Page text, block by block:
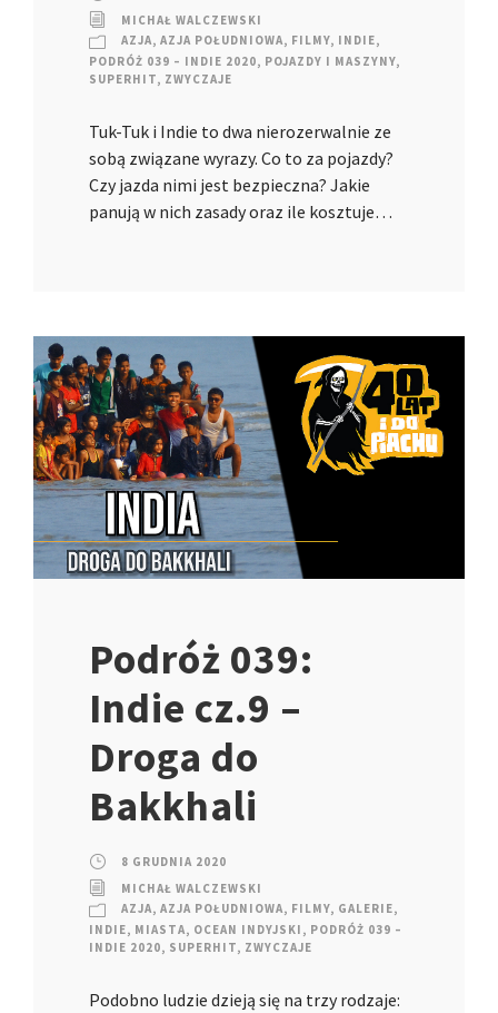
MICHAŁ WALCZEWSKI
AZJA, AZJA POŁUDNIOWA, FILMY, INDIE,
PODRÓŻ 039 – INDIE 2020, POJAZDY I MASZYNY,
SUPERHIT, ZWYCZAJE
Tuk-Tuk i Indie to dwa nierozerwalnie ze
sobą związane wyrazy. Co to za pojazdy?
Czy jazda nimi jest bezpieczna? Jakie
panują w nich zasady oraz ile kosztuje…
Podróż 039:
Indie cz.9 –
Droga do
Bakkhali
8 GRUDNIA 2020
MICHAŁ WALCZEWSKI
AZJA, AZJA POŁUDNIOWA, FILMY, GALERIE,
INDIE, MIASTA, OCEAN INDYJSKI , PODRÓŻ 039 –
INDIE 2020, SUPERHIT, ZWYCZAJE
Podobno ludzie dzieją się na trzy rodzaje: